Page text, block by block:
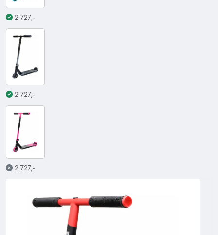
2 727,-
2 727,-
2 727,-